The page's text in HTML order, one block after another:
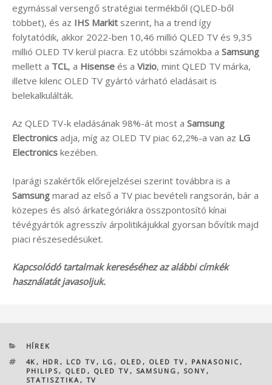
egymással versengő stratégiai termékből (QLED-ből
többet), és az IHS Markit szerint, ha a trend így
folytatódik, akkor 2022-ben 10,46 millió QLED TV és 9,35
millió OLED TV kerül piacra. Ez utóbbi számokba a Samsung
mellett a TCL, a Hisense és a Vizio, mint QLED TV márka,
illetve kilenc OLED TV gyártó várható eladásait is
belekalkulálták.
Az QLED TV-k eladásának 98%-át most a Samsung
Electronics adja, míg az OLED TV piac 62,2%-a van az LG
Electronics kezében.
Iparági szakértők előrejelzései szerint továbbra is a
Samsung marad az első a TV piac bevételi rangsorán, bár a
közepes és alsó árkategóriákra összpontosító kínai
tévégyártók agresszív árpolitikájukkal gyorsan bővítik majd
piaci részesedésüket.
Kapcsolódó tartalmak kereséséhez az alábbi címkék
használatát javasoljuk.
KATEGÓRIÁK
HÍREK
CÍMKÉK
4K , HDR , LCD TV , LG , OLED , OLED TV , PANASONIC ,
PHILIPS , QLED , QLED TV , SAMSUNG , SONY ,
STATISZTIKA , TV